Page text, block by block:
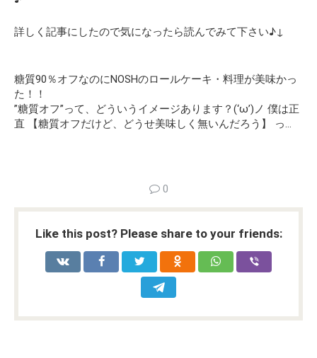
詳しく記事にしたので気になったら読んでみて下さい♪↓
糖質90％オフなのにNOSHのロールケーキ・料理が美味かっ
た！！
”糖質オフ”って、どういうイメージあります？(‘ω’)ノ 僕は正
直 【糖質オフだけど、どうせ美味しく無いんだろう】 っ…
0
Like this post? Please share to your friends: